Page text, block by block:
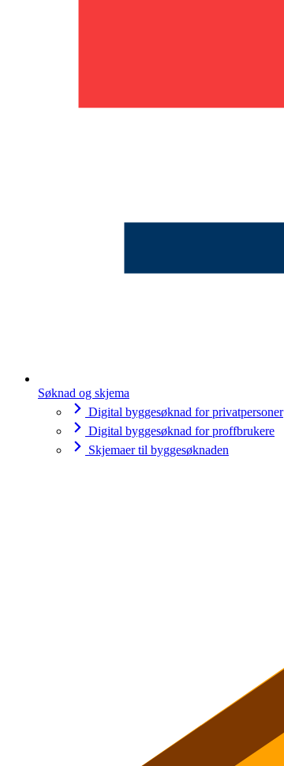
Søknad og skjema
Digital byggesøknad for privatpersoner
Digital byggesøknad for proffbrukere
Skjemaer til byggesøknaden